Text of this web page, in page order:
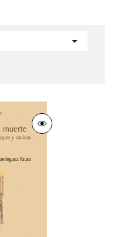
